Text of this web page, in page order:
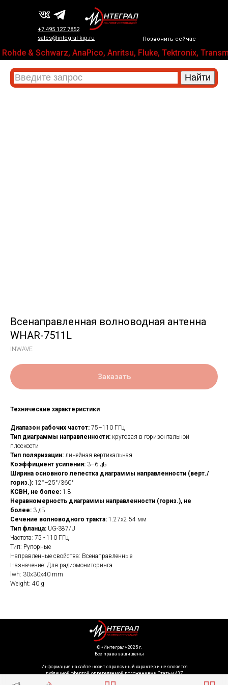
Позвонить сейчас
+7 495 127 7852
sales@integral-kip.ru
& Schwarz, AnaPico, Anritsu, Fluke, Tektronix,
Всенаправленная волноводная антенна
WHAR-7511L
INWAVE
Заказать
Технические характеристики
Диапазон рабочих частот: 75–110 ГГц
Тип диаграммы направленности: круговая в горизонтальной
плоскости
Тип поляризации: линейная вертикальная
Коэффициент усиления: 3–6 дБ
Ширина основного лепестка диаграммы направленности (верт./
гориз.): 12°–25°/360°
КСВН, не более: 1.8
Неравномерность диаграммы направленности (гориз.), не
более: 3 дБ
Сечение волноводного тракта: 1.27х2.54 мм
Тип фланца: UG-387/U
Частота: 75 - 110 ГГц
Тип: Рупорные
Направленные свойства: Всенаправленные
Назначение: Для радиомониторинга
lwh: 30x30x40 mm
Weight: 40 g
Информация на сайте носит справочный характер и не является
публичной офертой, определяемой положениями Статьи 437
©️ «Интеграл» 2025 г.
Все права защищены